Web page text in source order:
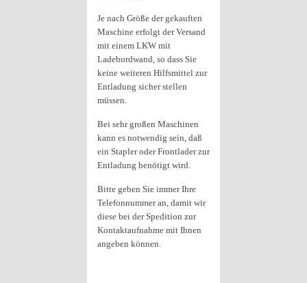
Je nach Größe der gekauften
Maschine erfolgt der Versand
mit einem LKW mit
Ladebordwand, so dass Sie
keine weiteren Hilfsmittel zur
Entladung sicher stellen
müssen.
Bei sehr großen Maschinen
kann es notwendig sein, daß
ein Stapler oder Frontlader zur
Entladung benötigt wird.
Bitte geben Sie immer Ihre
Telefonnummer an, damit wir
diese bei der Spedition zur
Kontaktaufnahme mit Ihnen
angeben können.